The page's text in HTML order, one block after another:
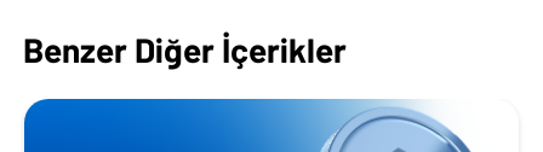
Benzer Diğer İçerikler